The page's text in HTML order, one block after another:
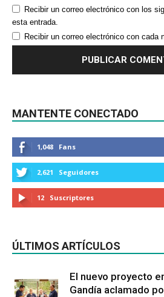
Recibir un correo electrónico con los
esta entrada.
Recibir un correo electrónico con cada
MANTENTE CONECTADO
1,048 Fans
2,621 Seguidores
12 Suscriptores
ÚLTIMOS ARTÍCULOS
El nuevo proyecto
Gandía aclamado